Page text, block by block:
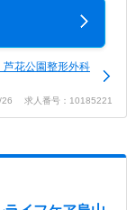
花公園整形外科
26 求人番号：10185221